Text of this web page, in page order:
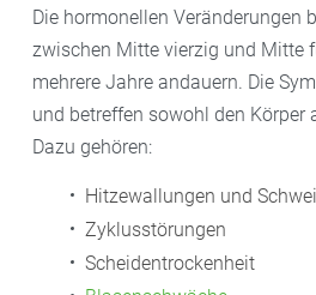
Die hormonellen Veränderungen
zwischen Mitte vierzig und Mitte
mehrere Jahre andauern. Die
und betreffen sowohl den Körper
Dazu gehören:
Hitzewallungen und
Zyklusstörungen
Scheidentrockenheit